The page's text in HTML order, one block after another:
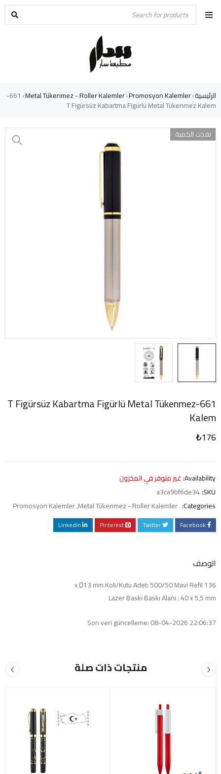
الرئيسية›
Promosyon Kalemler
›
Metal Tükenmez - Roller Kalemler
›
661-
T Figürsüz Kabartma Figürlü Metal Tükenmez Kalem
نفذت الكمية
661-T Figürsüz Kabartma Figürlü Metal Tükenmez
Kalem
₺176
Availability: غير متوفر في المخزون
SKU:
a3ca9bf6de34
Categories:
Metal Tükenmez - Roller Kalemler
,
Promosyon Kalemler
Facebook
Twitter
Pinterest
LinkedIn
الوصف
136 x Ø13 mm Koli/Kutu Adet: 500/50 Mavi Refil
Lazer Baskı Baskı Alanı : 40 x 5,5 mm
Son veri güncelleme: 08-04-2026 22:06:37
منتجات ذات صلة